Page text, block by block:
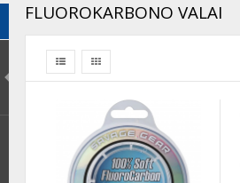
FLUOROKARBONO VALAI